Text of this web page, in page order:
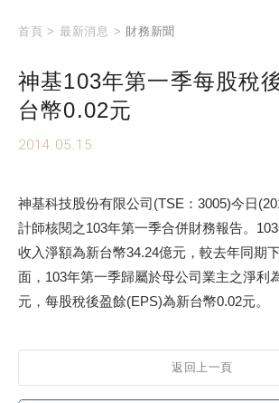
首頁 > 最新消息 > 財務新聞
神基103年第一季每股稅
台幣0.02元
2014.05.15
神基科技股份有限公司(TSE：3005)今日
計師核閱之103年第一季合併財務報告。
收入淨額為新台幣34.24億元，較去年同期
面，103年第一季歸屬於母公司業主之淨利
元，每股稅後盈餘(EPS)為新台幣0.02元。
返回上一頁